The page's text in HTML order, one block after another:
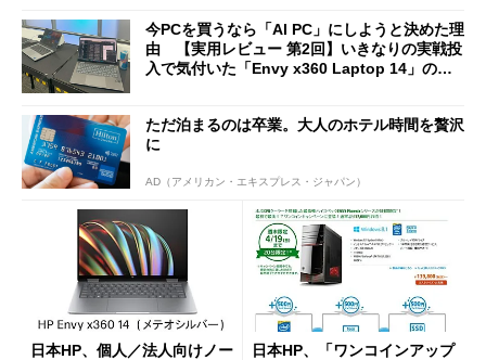
今PCを買うなら「AI PC」にしようと決めた理
由 【実用レビュー 第2回】いきなりの実戦投
入で気付いた「Envy x360 Laptop 14」のメ
ただ泊まるのは卒業。大人のホテル時間を贅沢
に
AD（アメリカン・エキスプレス・ジャパン）
日本HP、個人／法人向けノー
日本HP、「ワンコインアップ